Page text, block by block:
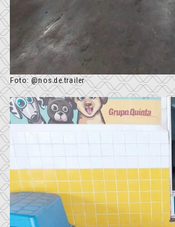
Foto: @nos.de.trailer